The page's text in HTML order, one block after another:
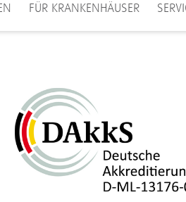
FÜR KRANKENHÄUSER